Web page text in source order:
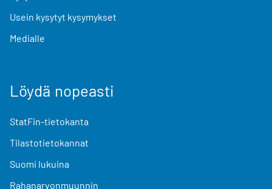
Usein kysytyt kysymykset
Medialle
Löydä nopeasti
StatFin-tietokanta
Tilastotietokannat
Suomi lukuina
Rahanarvonmuunnin